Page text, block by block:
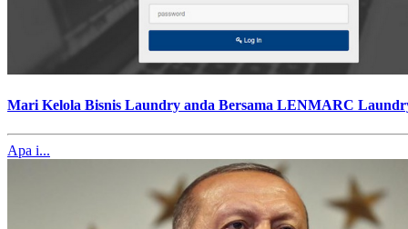
Mari Kelola Bisnis Laundry anda Bersama LENMARC
Apa i...